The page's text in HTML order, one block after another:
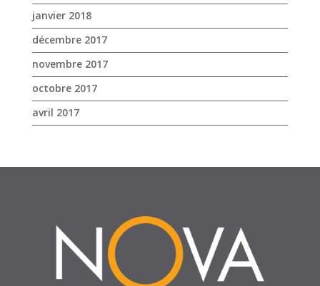
janvier 2018
décembre 2017
novembre 2017
octobre 2017
avril 2017